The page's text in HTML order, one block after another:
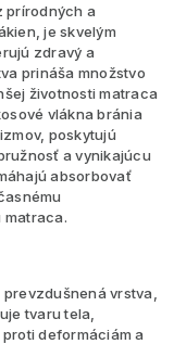
prírodných a
je skvelým
zdravý a
prináša množstvo
životnosti matraca
vlákna bránia
poskytujú
a vynikajúcu
absorbovať
matraca.
vrstva,
tvaru tela,
deformáciám a